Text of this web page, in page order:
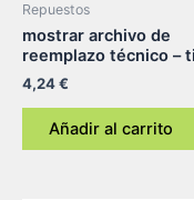
Repuestos
mostrar archivo de
reemplazo técnico –
4,24€
Añadir al carrito